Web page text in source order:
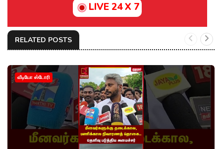
LIVE 24 X 7
RELATED POSTS
வீடியோ ஸ்டோரி